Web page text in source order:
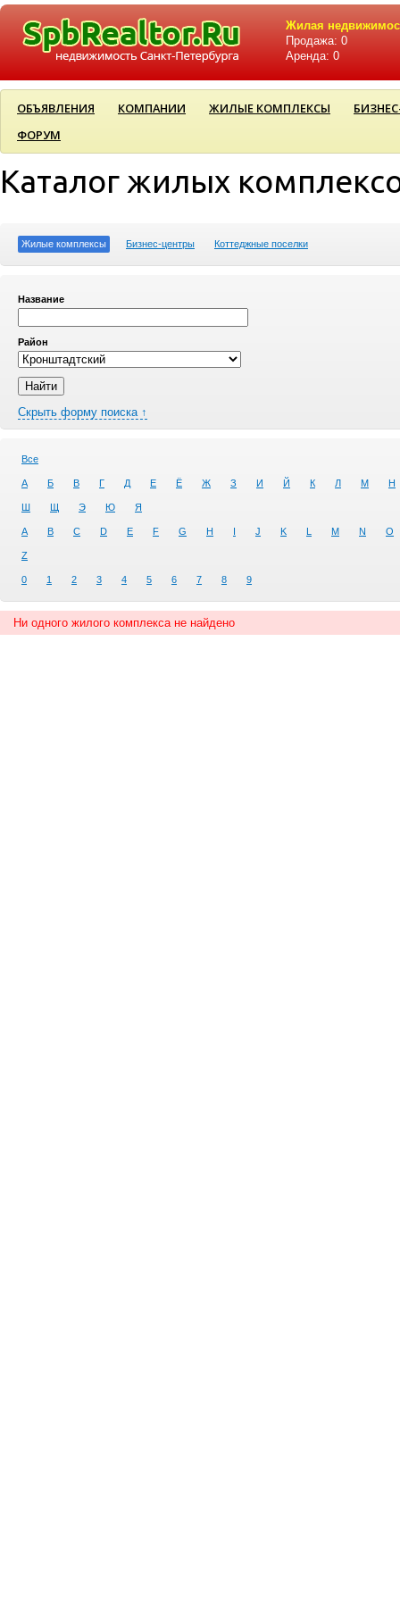
Жилая
Продажа: 0
Аренда: 0
ОБЪЯВЛЕНИЯ КОМПАНИИ ЖИЛЫЕ КОМПЛЕКСЫ
ФОРУМ
Каталог жилых
Жилые комплексы Бизнес-центры Коттеджные поселки
Название
Район
Скрыть форму поиска ↑
Все
А Б В Г Д Е Ё Ж З И Й К Л М Н
Ш Щ Э Ю Я
A B C D E F G H I J K L M N O
Z
0 1 2 3 4 5 6 7 8 9
Ни одного жилого комплекса не найдено